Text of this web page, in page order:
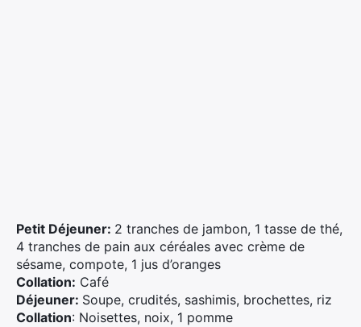
Petit Déjeuner: 2 tranches de jambon, 1 tasse de thé,
4 tranches de pain aux céréales avec crème de
sésame, compote, 1 jus d’oranges
Collation: Café
Déjeuner: Soupe, crudités, sashimis, brochettes, riz
Collation: Noisettes, noix, 1 pomme